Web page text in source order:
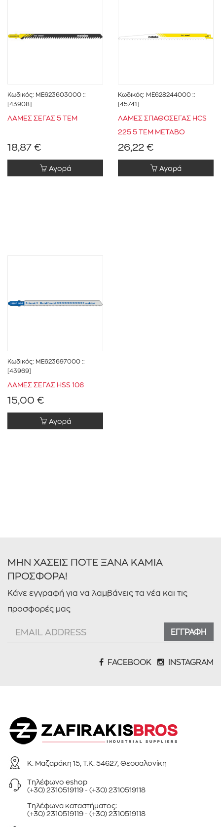
Κωδικός: ME623603000 ::
[43908]
ΛΑΜΕΣ ΣΕΓΑΣ 5 ΤΕΜ
18,87 €
Αγορά
Κωδικός: ME628244000 ::
[45741]
ΛΑΜΕΣ ΣΠΑΘΟΣΕΓΑΣ HCS
225 5 TEM METABO
26,22 €
Αγορά
Κωδικός: ME623697000 ::
[43969]
ΛΑΜΕΣ ΣΕΓΑΣ HSS 106
15,00 €
Αγορά
ΜΗΝ ΧΑΣΕΙΣ ΠΟΤΕ ΞΑΝΑ ΚΑΜΙΑ
ΠΡΟΣΦΟΡΑ!
Κάνε εγγραφή για να λαμβάνεις τα νέα και τις
προσφορές μας
ΕΓΓΡΑΦΗ
FACEBOOK INSTAGRAM
Κ. Μαζαράκη 15, Τ.Κ. 54627, Θεσσαλονίκη
Τηλέφωνo eshop
(+30) 2310519119- (+30) 2310519118
Τηλέφωνa καταστήματος:
(+30) 2310519119- (+30) 2310519118